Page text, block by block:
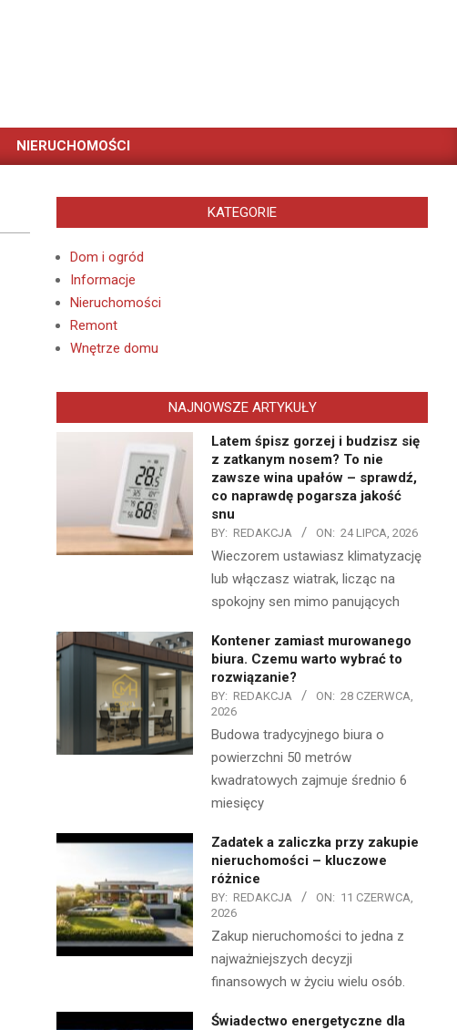
NIERUCHOMOŚCI
KATEGORIE
Dom i ogród
Informacje
Nieruchomości
Remont
Wnętrze domu
NAJNOWSZE ARTYKUŁY
Latem śpisz gorzej i budzisz się
z zatkanym nosem? To nie
zawsze wina upałów – sprawdź,
co naprawdę pogarsza jakość
snu
BY: REDAKCJA ON: 24 LIPCA, 2026
Wieczorem ustawiasz klimatyzację
lub włączasz wiatrak, licząc na
spokojny sen mimo panujących
Kontener zamiast murowanego
biura. Czemu warto wybrać to
rozwiązanie?
BY: REDAKCJA ON: 28 CZERWCA,
2026
Budowa tradycyjnego biura o
powierzchni 50 metrów
kwadratowych zajmuje średnio 6
miesięcy
Zadatek a zaliczka przy zakupie
nieruchomości – kluczowe
różnice
BY: REDAKCJA ON: 11 CZERWCA,
2026
Zakup nieruchomości to jedna z
najważniejszych decyzji
finansowych w życiu wielu osób.
Świadectwo energetyczne dla